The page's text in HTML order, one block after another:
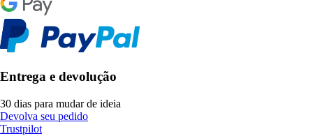
Entrega e devolução
30 dias para mudar de ideia
Devolva seu pedido
Trustpilot